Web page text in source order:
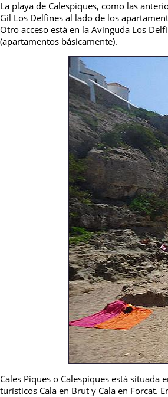
La playa de Calespiques, como las
Gil Los Delfines al lado de los
Otro acceso está en la Avinguda Los
(apartamentos básicamente).
Cales Piques o Calespiques está
turísticos Cala en Brut y Cala en Forcat.